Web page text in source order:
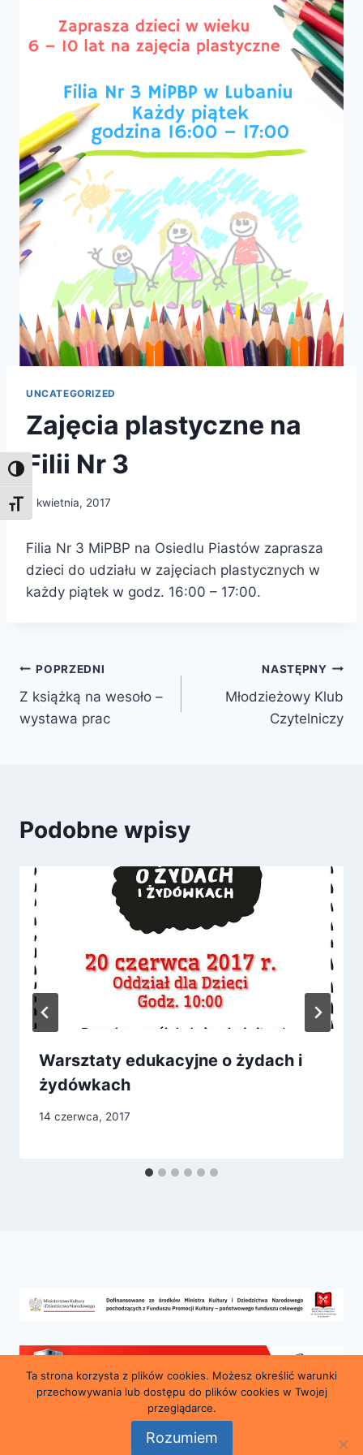
Toggle High Contrast
Toggle Font size
UNCATEGORIZED
Zajęcia plastyczne na
Filii Nr 3
3 kwietnia, 2017
Filia Nr 3 MiPBP na Osiedlu Piastów zaprasza
dzieci do udziału w zajęciach plastycznych w
każdy piątek w godz. 16:00 – 17:00.
Nawigacja
wpisu
POPRZEDNI
Z książką na wesoło –
wystawa prac
NASTĘPNY
Młodzieżowy Klub
Czytelniczy
Podobne wpisy
Warsztaty edukacyjne o żydach i
żydówkach
14 czerwca, 2017
Ta strona korzysta z plików cookies. Możesz określić warunki
przechowywania lub dostępu do plików cookies w Twojej
przeglądarce.
Rozumiem